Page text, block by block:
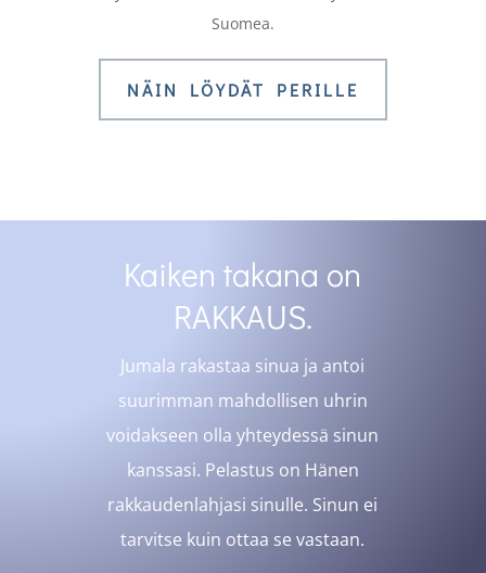
Suomea.
NÄIN LÖYDÄT PERILLE
Kaiken takana on
RAKKAUS.
Jumala rakastaa sinua ja antoi
suurimman mahdollisen uhrin
voidakseen olla yhteydessä sinun
kanssasi. Pelastus on Hänen
rakkaudenlahjasi sinulle. Sinun ei
tarvitse kuin ottaa se vastaan.